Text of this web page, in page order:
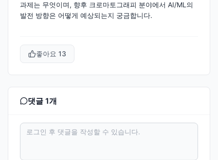
과제는 무엇이며, 향후 크로마토그래피 분야에서 AI/ML의
발전 방향은 어떻게 예상되는지 궁금합니다.
좋아요 13
댓글 1개